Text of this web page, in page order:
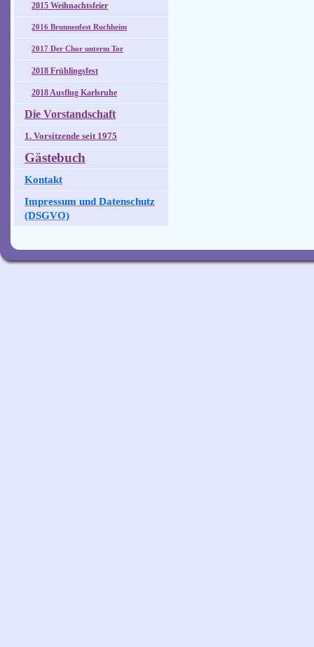
2015 Weihnachtsfeier
2016 Brunnenfest Ruchheim
2017 Der Chor unterm Tor
2018 Frühlingsfest
2018 Ausflug Karlsruhe
Die Vorstandschaft
1. Vorsitzende seit 1975
Gästebuch
Kontakt
Impressum und Datenschutz
(DSGVO)